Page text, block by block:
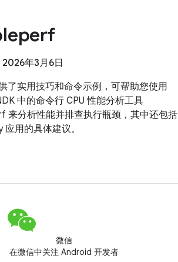
年3月6日
了实用技巧和命令示例，可帮助您使用
中的命令行 CPU 性能分析工具
来分析性能并排查执行瓶颈，其中还包括
应用的具体建议。
微信
在微信中关注 Android 开发者